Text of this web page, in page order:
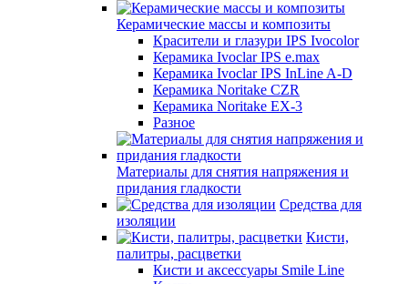
Керамические массы и композиты
Красители и глазури IPS Ivocolor
Керамика Ivoclar IPS e.max
Керамика Ivoclar IPS InLine A-D
Керамика Noritake CZR
Керамика Noritake EX-3
Разное
Материалы для снятия напряжения и
придания гладкости
Средства для
изоляции
Кисти,
палитры, расцветки
Кисти и аксессуары Smile Line